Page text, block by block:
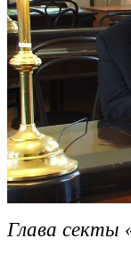
Глава секты